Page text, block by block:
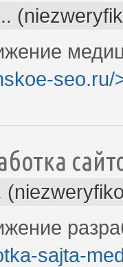
seo.ru/
sajta-